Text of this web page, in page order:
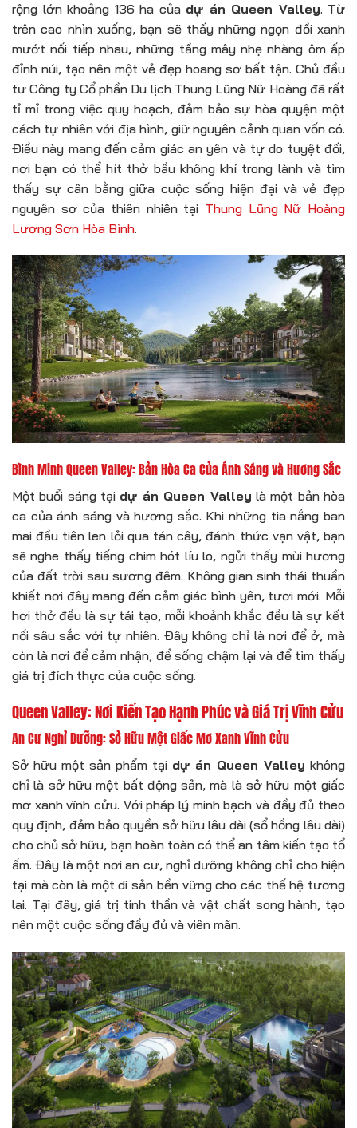
rộng lớn khoảng 136 ha của dự án Queen Valley. Từ
trên cao nhìn xuống, bạn sẽ thấy những ngọn đồi xanh
mướt nối tiếp nhau, những tầng mây nhẹ nhàng ôm ấp
đỉnh núi, tạo nên một vẻ đẹp hoang sơ bất tận. Chủ đầu
tư Công ty Cổ phần Du lịch Thung Lũng Nữ Hoàng đã rất
tỉ mỉ trong việc quy hoạch, đảm bảo sự hòa quyện một
cách tự nhiên với địa hình, giữ nguyên cảnh quan vốn có.
Điều này mang đến cảm giác an yên và tự do tuyệt đối,
nơi bạn có thể hít thở bầu không khí trong lành và tìm
thấy sự cân bằng giữa cuộc sống hiện đại và vẻ đẹp
nguyên sơ của thiên nhiên tại Thung Lũng Nữ Hoàng
Lương Sơn Hòa Bình.
Bình Minh Queen Valley: Bản Hòa Ca Của Ánh Sáng và Hương Sắc
Một buổi sáng tại dự án Queen Valley là một bản hòa
ca của ánh sáng và hương sắc. Khi những tia nắng ban
mai đầu tiên len lỏi qua tán cây, đánh thức vạn vật, bạn
sẽ nghe thấy tiếng chim hót líu lo, ngửi thấy mùi hương
của đất trời sau sương đêm. Không gian sinh thái thuần
khiết nơi đây mang đến cảm giác bình yên, tươi mới. Mỗi
hơi thở đều là sự tái tạo, mỗi khoảnh khắc đều là sự kết
nối sâu sắc với tự nhiên. Đây không chỉ là nơi để ở, mà
còn là nơi để cảm nhận, để sống chậm lại và để tìm thấy
giá trị đích thực của cuộc sống.
Queen Valley: Nơi Kiến Tạo Hạnh Phúc và Giá Trị Vĩnh Cửu
An Cư Nghỉ Dưỡng: Sở Hữu Một Giấc Mơ Xanh Vĩnh Cửu
Sở hữu một sản phẩm tại dự án Queen Valley không
chỉ là sở hữu một bất động sản, mà là sở hữu một giấc
mơ xanh vĩnh cửu. Với pháp lý minh bạch và đầy đủ theo
quy định, đảm bảo quyền sở hữu lâu dài (sổ hồng lâu dài)
cho chủ sở hữu, bạn hoàn toàn có thể an tâm kiến tạo tổ
ấm. Đây là một nơi an cư, nghỉ dưỡng không chỉ cho hiện
tại mà còn là một di sản bền vững cho các thế hệ tương
lai. Tại đây, giá trị tinh thần và vật chất song hành, tạo
nên một cuộc sống đầy đủ và viên mãn.